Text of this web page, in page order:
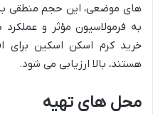
های موضعی، این حجم منطقی
به فرمولاسیون مؤثر و
خرید کرم اسکن اسکین برای
هستند، بالا ارزیابی می شود.
محل های تهیه